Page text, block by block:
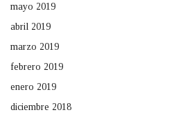
mayo 2019
abril 2019
marzo 2019
febrero 2019
enero 2019
diciembre 2018